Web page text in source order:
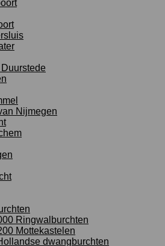
Nijmegen
Ringwalburchten
Mottekastelen
dwangburchten